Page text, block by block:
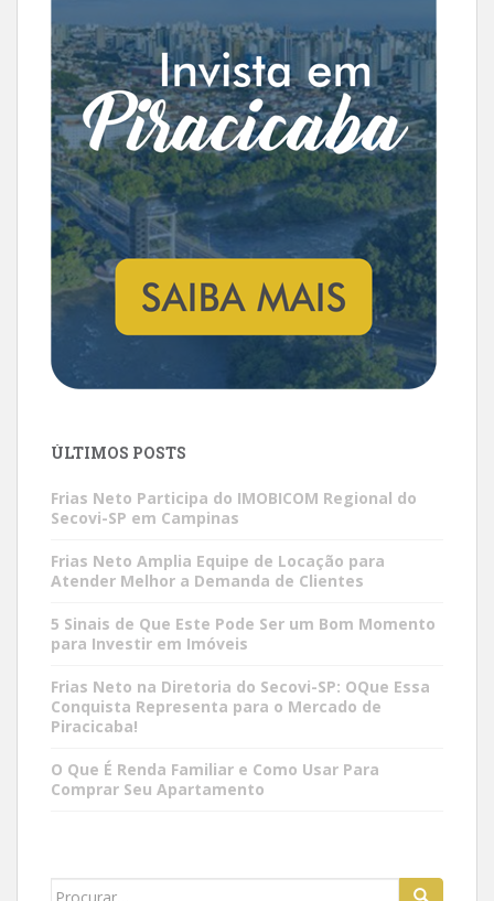
ÚLTIMOS POSTS
Frias Neto Participa do IMOBICOM Regional do
Secovi-SP em Campinas
Frias Neto Amplia Equipe de Locação para
Atender Melhor a Demanda de Clientes
5 Sinais de Que Este Pode Ser um Bom Momento
para Investir em Imóveis
Frias Neto na Diretoria do Secovi-SP: OQue Essa
Conquista Representa para o Mercado de
Piracicaba!
O Que É Renda Familiar e Como Usar Para
Comprar Seu Apartamento
Search